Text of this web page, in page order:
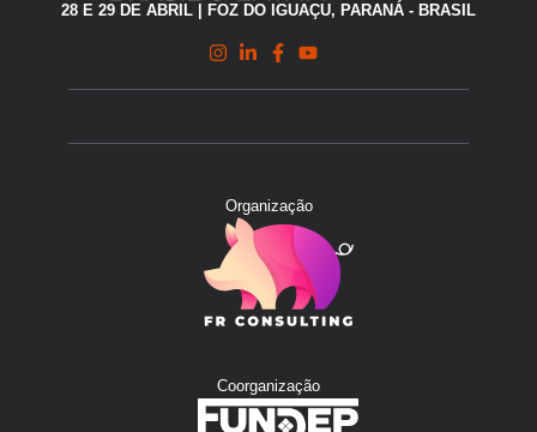
28 E 29 DE ABRIL | FOZ DO IGUAÇU, PARANÁ - BRASIL
Organização
Coorganização